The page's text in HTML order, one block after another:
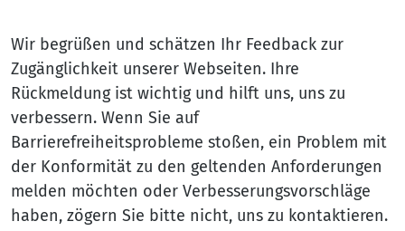
Wir begrüßen und schätzen Ihr Feedback zur
Zugänglichkeit unserer Webseiten. Ihre
Rückmeldung ist wichtig und hilft uns, uns zu
verbessern. Wenn Sie auf
Barrierefreiheitsprobleme stoßen, ein Problem mit
der Konformität zu den geltenden Anforderungen
melden möchten oder Verbesserungsvorschläge
haben, zögern Sie bitte nicht, uns zu kontaktieren.